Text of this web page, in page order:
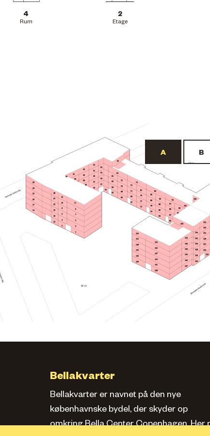
4
Rum
2
Etage
BF18
BF22
154
151
148
145
142
139
11
9
7
5
3
1
12
10
8
6
4
2
28
25
22
19
16
13
29
26
23
20
17
14
63
61
59
57
55
53
51
49
47
45
42
40
38
36
41
39
30
153
150
147
144
141
138
152
149
146
143
140
137
134
136
132
130
128
126
124
133
135
131
129
127
125
123
120
72
64
65
74
83
92
101
70
68
66
62
60
58
56
73
71
69
67
81
79
77
75
82
80
78
76
90
88
86
84
91
89 99
97
87
85
Bellakvarter
Bellakvarter er navnet på den nye
københavnske bydel, der skyder op
omkring Bella Center Copenhagen. Her